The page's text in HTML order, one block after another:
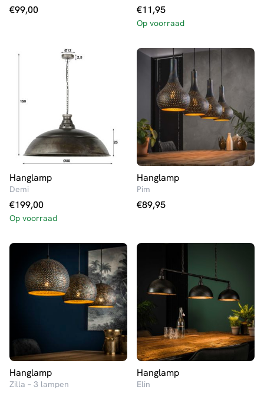
€99,00 €11,95
Op voorraad
Hanglamp
Demi
€199,00
Op voorraad
Hanglamp
Pim
€89,95
Hanglamp
Zilla – 3 lampen
Hanglamp
Elin